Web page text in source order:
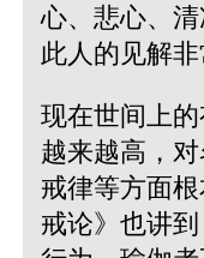
心、悲心、
此人的见解非
现在世间上
越来越高，
戒律等方面
戒论》也讲